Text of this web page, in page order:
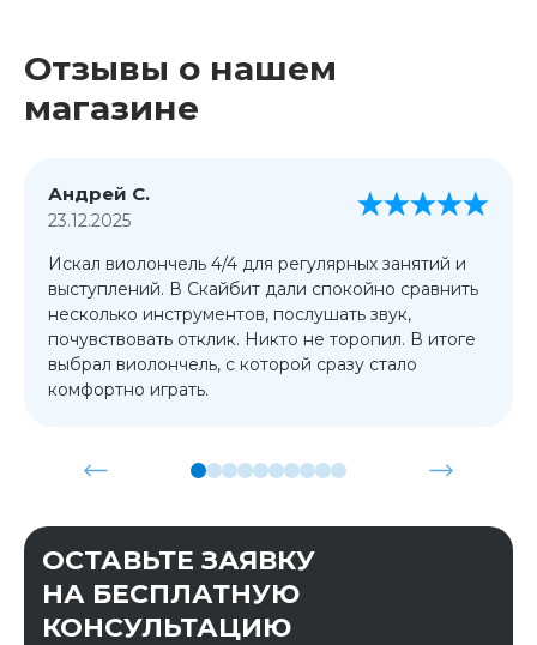
Отзывы о нашем
магазине
Андрей С.
23.12.2025
Искал виолончель 4/4 для регулярных занятий и
выступлений. В Скайбит дали спокойно сравнить
несколько инструментов, послушать звук,
почувствовать отклик. Никто не торопил. В итоге
выбрал виолончель, с которой сразу стало
комфортно играть.
ОСТАВЬТЕ ЗАЯВКУ
НА БЕСПЛАТНУЮ
КОНСУЛЬТАЦИЮ